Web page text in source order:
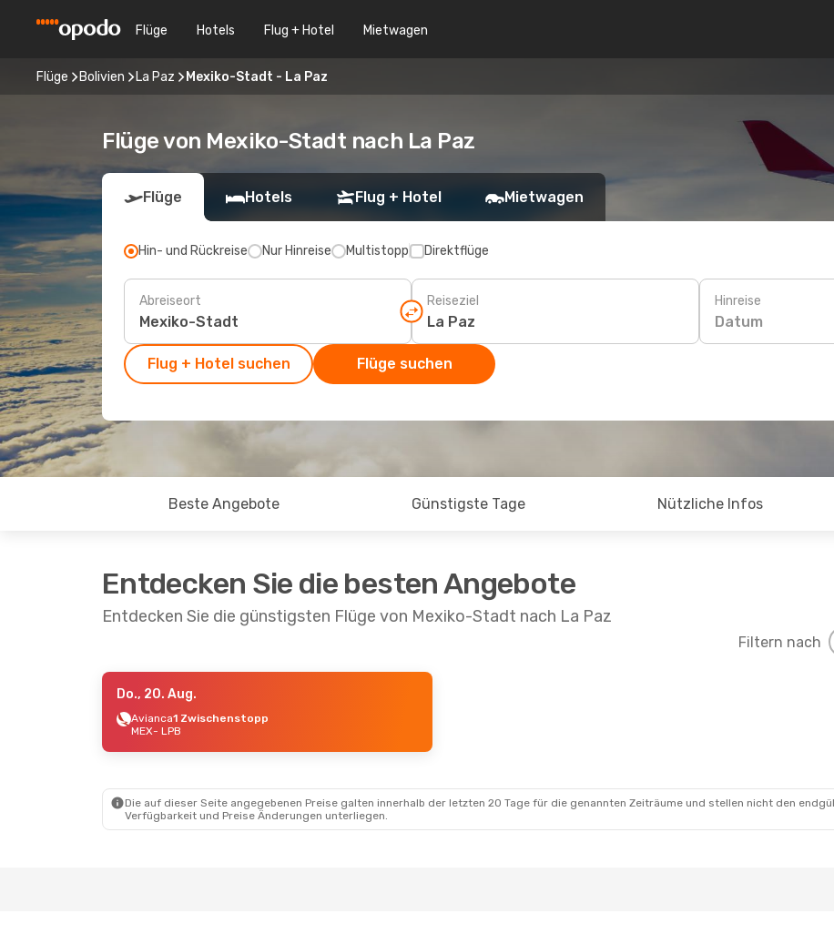
Flüge Hotels Flug + Hotel Mietwagen
Flüge Bolivien La Paz Mexiko-Stadt - La Paz
Flüge von Mexiko-Stadt nach La Paz
Flüge Hotels Flug + Hotel Mietwagen
Hin- und Rückreise Nur Hinreise Multistopp Direktflüge
Abreiseort Reiseziel Hinreise
Datum
Flug + Hotel suchen Flüge suchen
Beste Angebote Günstigste Tage Nützliche Infos
Entdecken Sie die besten Angebote
Entdecken Sie die günstigsten Flüge von Mexiko-Stadt nach La Paz
Filtern nach
- Mo., 24. Aug.
1 Zwischenstopp
Do., 20. Aug.
Avianca1 Zwischenstopp
MEX- LPB
Die auf dieser Seite angegebenen Preise galten innerhalb der letzten 20 Tage für die genannten Zeiträume und stellen nicht den
Verfügbarkeit und Preise Änderungen unterliegen.